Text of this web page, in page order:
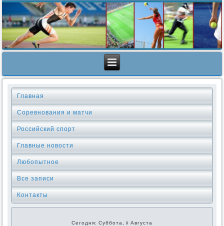
Главная
Соревнования и матчи
Российский спорт
Главные новости
Любопытное
Все записи
Контакты
Сегодня: Суббота, 8 Августа